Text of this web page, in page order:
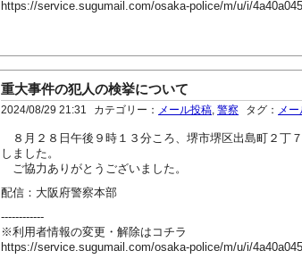
https://service.sugumail.com/osaka-police/m/u/i/
重大事件の犯人の検挙について
2024/08/29 21:31 カテゴリー： メール投稿 警察 タグ： メー
８月２８日午後９時１３分ころ、堺市堺区出島町２丁
しました。
ご協力ありがとうございました。
配信：大阪府警察本部
------------
※利用者情報の変更・解除はコチラ
https://service.sugumail.com/osaka-police/m/u/i/